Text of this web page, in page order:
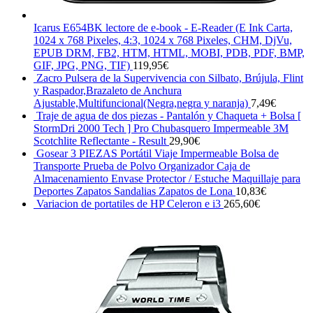
Icarus E654BK lectore de e-book - E-Reader (E Ink Carta,
1024 x 768 Pixeles, 4:3, 1024 x 768 Pixeles, CHM, DjVu,
EPUB DRM, FB2, HTM, HTML, MOBI, PDB, PDF, BMP,
GIF, JPG, PNG, TIF) 119,95€
Zacro Pulsera de la Supervivencia con Silbato, Brújula, Flint
y Raspador,Brazaleto de Anchura
Ajustable,Multifuncional(Negra,negra y naranja) 7,49€
Traje de agua de dos piezas - Pantalón y Chaqueta + Bolsa [
StormDri 2000 Tech ] Pro Chubasquero Impermeable 3M
Scotchlite Reflectante - Result 29,90€
Gosear 3 PIEZAS Portátil Viaje Impermeable Bolsa de
Transporte Prueba de Polvo Organizador Caja de
Almacenamiento Envase Protector / Estuche Maquillaje para
Deportes Zapatos Sandalias Zapatos de Lona 10,83€
Variacion de portatiles de HP Celeron e i3 265,60€